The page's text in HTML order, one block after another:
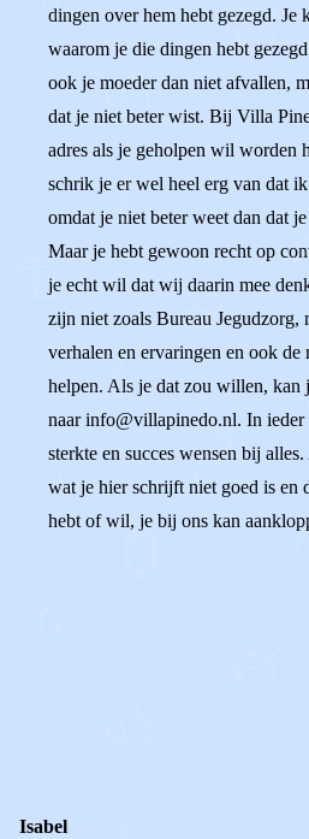
dingen over hem hebt gezegd. Je
waarom je die dingen hebt
ook je moeder dan niet afvallen,
dat je niet beter wist. Bij Villa
adres als je geholpen wil worden
schrik je er wel heel erg van dat
omdat je niet beter weet dan dat
Maar je hebt gewoon recht op
je echt wil dat wij daarin mee
zijn niet zoals Bureau Jegudzorg,
verhalen en ervaringen en ook de
helpen. Als je dat zou willen, kan
naar info@villapinedo.nl. In
sterkte en succes wensen bij
wat je hier schrijft niet goed is en
hebt of wil, je bij ons kan
Isabel